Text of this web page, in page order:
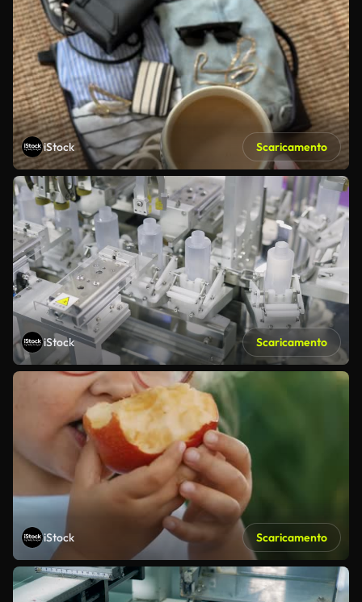
iStock Scaricamento
iStock Scaricamento
iStock Scaricamento